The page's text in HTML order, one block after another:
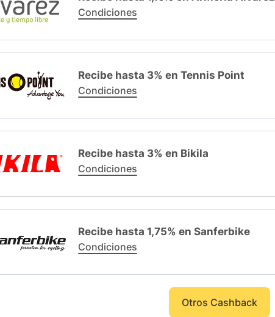
Condiciones
Recibe hasta 3% en Tennis Point
Condiciones
Recibe hasta 3% en Bikila
Condiciones
Recibe hasta 1,75% en Sanferbike
Condiciones
Otros Cashback